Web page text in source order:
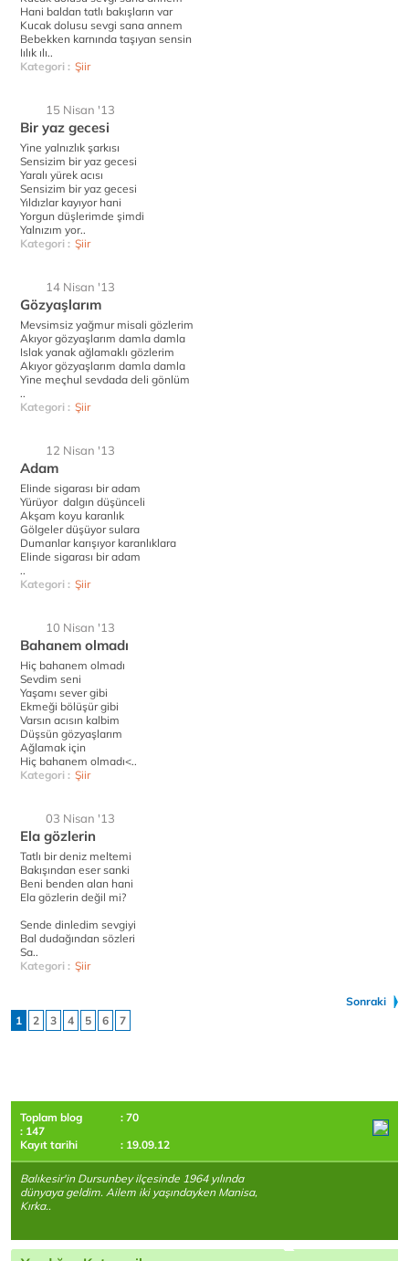
Hani baldan tatlı bakışların var
Kucak dolusu sevgi sana annem
Bebekken karnında taşıyan sensin
Iılık ılı..
Kategori : Şiir
15 Nisan '13
Bir yaz gecesi
Yine yalnızlık şarkısı
Sensizim bir yaz gecesi
Yaralı yürek acısı
Sensizim bir yaz gecesi
Yıldızlar kayıyor hani
Yorgun düşlerimde şimdi
Yalnızım yor..
Kategori : Şiir
14 Nisan '13
Gözyaşlarım
Mevsimsiz yağmur misali gözlerim
Akıyor gözyaşlarım damla damla
Islak yanak ağlamaklı gözlerim
Akıyor gözyaşlarım damla damla
Yine meçhul sevdada deli gönlüm
..
Kategori : Şiir
12 Nisan '13
Adam
Elinde sigarası bir adam
Yürüyor dalgın düşünceli
Akşam koyu karanlık
Gölgeler düşüyor sulara
Dumanlar karışıyor karanlıklara
Elinde sigarası bir adam
..
Kategori : Şiir
10 Nisan '13
Bahanem olmadı
Hiç bahanem olmadı
Sevdim seni
Yaşamı sever gibi
Ekmeği bölüşür gibi
Varsın acısın kalbim
Düşsün gözyaşlarım
Ağlamak için
Hiç bahanem olmadı<..
Kategori : Şiir
03 Nisan '13
Ela gözlerin
Tatlı bir deniz meltemi
Bakışından eser sanki
Beni benden alan hani
Ela gözlerin değil mi?
Sende dinledim sevgiyi
Bal dudağından sözleri
Sa..
Kategori : Şiir
Sonraki
1
2 3 4 5 6 7
Toplam blog
: 70
: 147
Kayıt tarihi
: 19.09.12
Balıkesir'in Dursunbey ilçesinde 1964 yılında
dünyaya geldim. Ailem iki yaşındayken Manisa,
Kırka..